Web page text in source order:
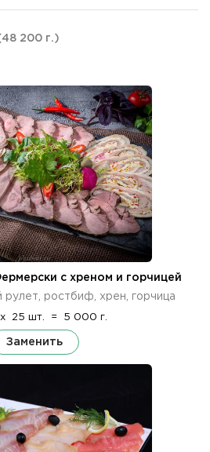
200 г.)
с хреном и горчицей
рулет, ростбиф, хрен, горчица
x 25 шт. = 5 000 г.
Заменить